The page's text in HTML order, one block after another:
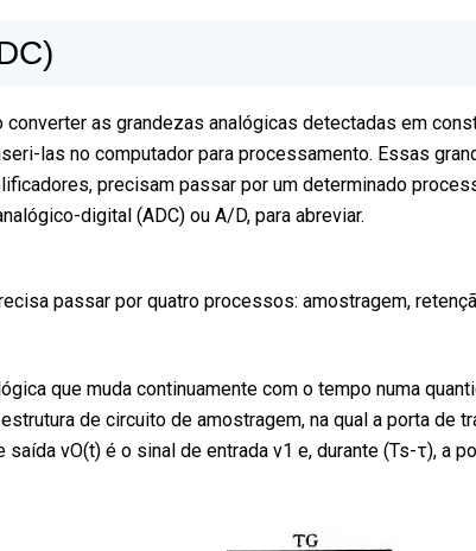
as grandezas analógicas detectadas em
las no computador para processamento. Essas
precisam passar por um determinado
digital (ADC) ou A/D, para abreviar.
passar por quatro processos: amostragem,
que muda continuamente com o tempo numa
de circuito de amostragem, na qual a porta
vO(t) é o sinal de entrada v1 e, durante (Ts-τ), a